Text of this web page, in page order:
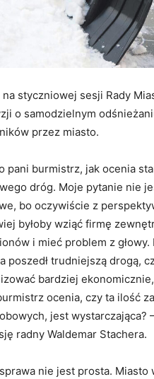
na styczniowej sesji Rady
o samodzielnym
przez miasto.
pani burmistrz, jak ocenia
dróg. Moje pytanie nie
bo oczywiście z
byłoby wziąć firmę
i mieć problem z głowy.
poszedł trudniejszą drogą,
bardziej ekonomicznie,
ocenia, czy ta ilość
jest wystarczająca?
radny Waldemar Stachera.
nie jest prosta. Miasto